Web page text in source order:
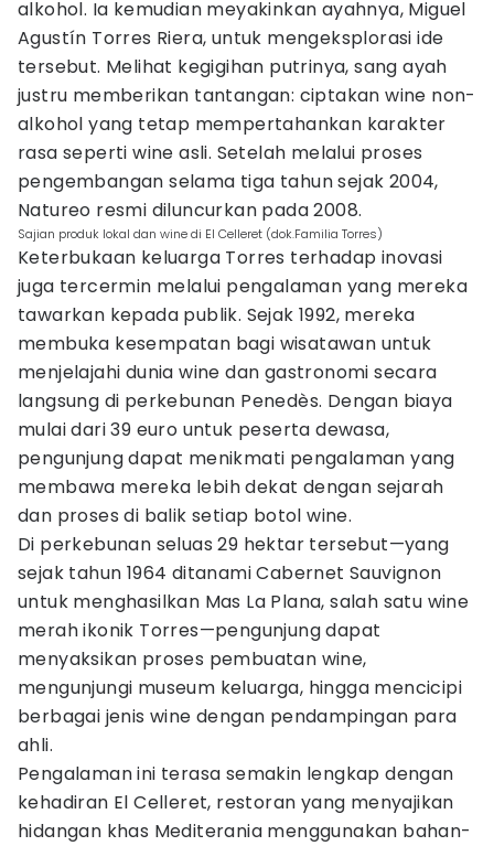
alkohol. Ia kemudian meyakinkan ayahnya, Miguel
Agustín Torres Riera, untuk mengeksplorasi ide
tersebut. Melihat kegigihan putrinya, sang ayah
justru memberikan tantangan: ciptakan wine non-
alkohol yang tetap mempertahankan karakter
rasa seperti wine asli. Setelah melalui proses
pengembangan selama tiga tahun sejak 2004,
Natureo resmi diluncurkan pada 2008.
Sajian produk lokal dan wine di El Celleret (dok.Familia Torres)
Keterbukaan keluarga Torres terhadap inovasi
juga tercermin melalui pengalaman yang mereka
tawarkan kepada publik. Sejak 1992, mereka
membuka kesempatan bagi wisatawan untuk
menjelajahi dunia wine dan gastronomi secara
langsung di perkebunan Penedès. Dengan biaya
mulai dari 39 euro untuk peserta dewasa,
pengunjung dapat menikmati pengalaman yang
membawa mereka lebih dekat dengan sejarah
dan proses di balik setiap botol wine.
Di perkebunan seluas 29 hektar tersebut—yang
sejak tahun 1964 ditanami Cabernet Sauvignon
untuk menghasilkan Mas La Plana, salah satu wine
merah ikonik Torres—pengunjung dapat
menyaksikan proses pembuatan wine,
mengunjungi museum keluarga, hingga mencicipi
berbagai jenis wine dengan pendampingan para
ahli.
Pengalaman ini terasa semakin lengkap dengan
kehadiran El Celleret, restoran yang menyajikan
hidangan khas Mediterania menggunakan bahan-